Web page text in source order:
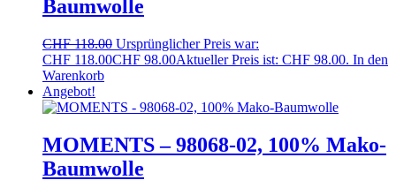
Baumwolle
CHF118.00 Ursprünglicher Preis war:
CHF 118.00CHF 98.00Aktueller Preis ist: CHF 98.00. In den
Warenkorb
Angebot!
MOMENTS – 98068-02, 100% Mako-
Baumwolle